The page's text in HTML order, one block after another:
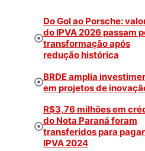
Do Gol ao Porsche:
do IPVA 2026 passam
transformação após
redução histórica
BRDE amplia
em projetos de
R$3,76 milhões em
do Nota Paraná foram
transferidos para
IPVA 2024